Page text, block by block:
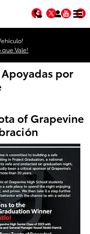
Facebook
Twitter
que Vale!
por
of Grapevine